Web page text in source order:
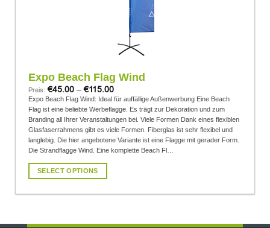
Expo Beach Flag Wind
Preis: €45.00 –€115.00
Expo Beach Flag Wind: Ideal für auffällige Außenwerbung Eine Beach
Flag ist eine beliebte Werbeflagge. Es trägt zur Dekoration und zum
Branding all Ihrer Veranstaltungen bei. Viele Formen Dank eines flexiblen
Glasfaserrahmens gibt es viele Formen. Fiberglas ist sehr flexibel und
langlebig. Die hier angebotene Variante ist eine Flagge mit gerader Form.
Die Strandflagge Wind. Eine komplette Beach Fl…
SELECT OPTIONS
Produkt
mehrere